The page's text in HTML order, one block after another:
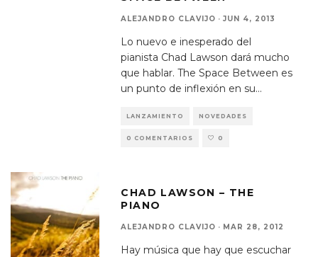
ALEJANDRO CLAVIJO · JUN 4, 2013
Lo nuevo e inesperado del
pianista Chad Lawson dará mucho
que hablar. The Space Between es
un punto de inflexión en su...
LANZAMIENTO NOVEDADES
0 COMENTARIOS 0
CHAD LAWSON – THE
PIANO
ALEJANDRO CLAVIJO · MAR 28, 2012
Hay música que hay que escuchar